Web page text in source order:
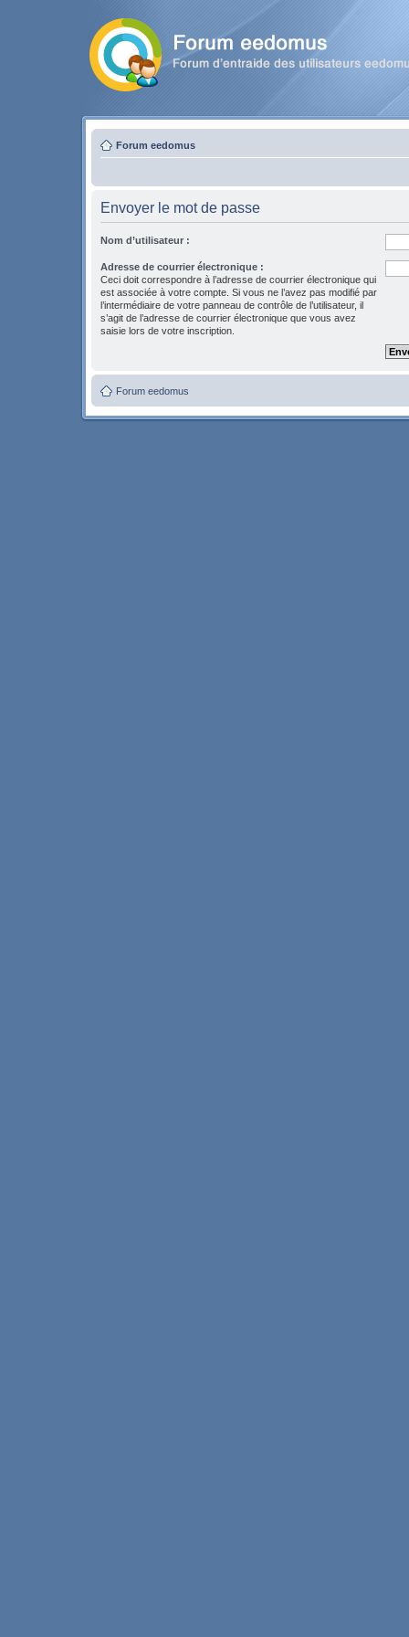
Forum eedomus
Envoyer le mot de passe
Nom d’utilisateur :
Adresse de courrier électronique :
Ceci doit correspondre à l’adresse de courrier électronique qui
est associée à votre compte. Si vous ne l’avez pas modifié par
l’intermédiaire de votre panneau de contrôle de l’utilisateur, il
s’agit de l’adresse de courrier électronique que vous avez
saisie lors de votre inscription.
Forum eedomus